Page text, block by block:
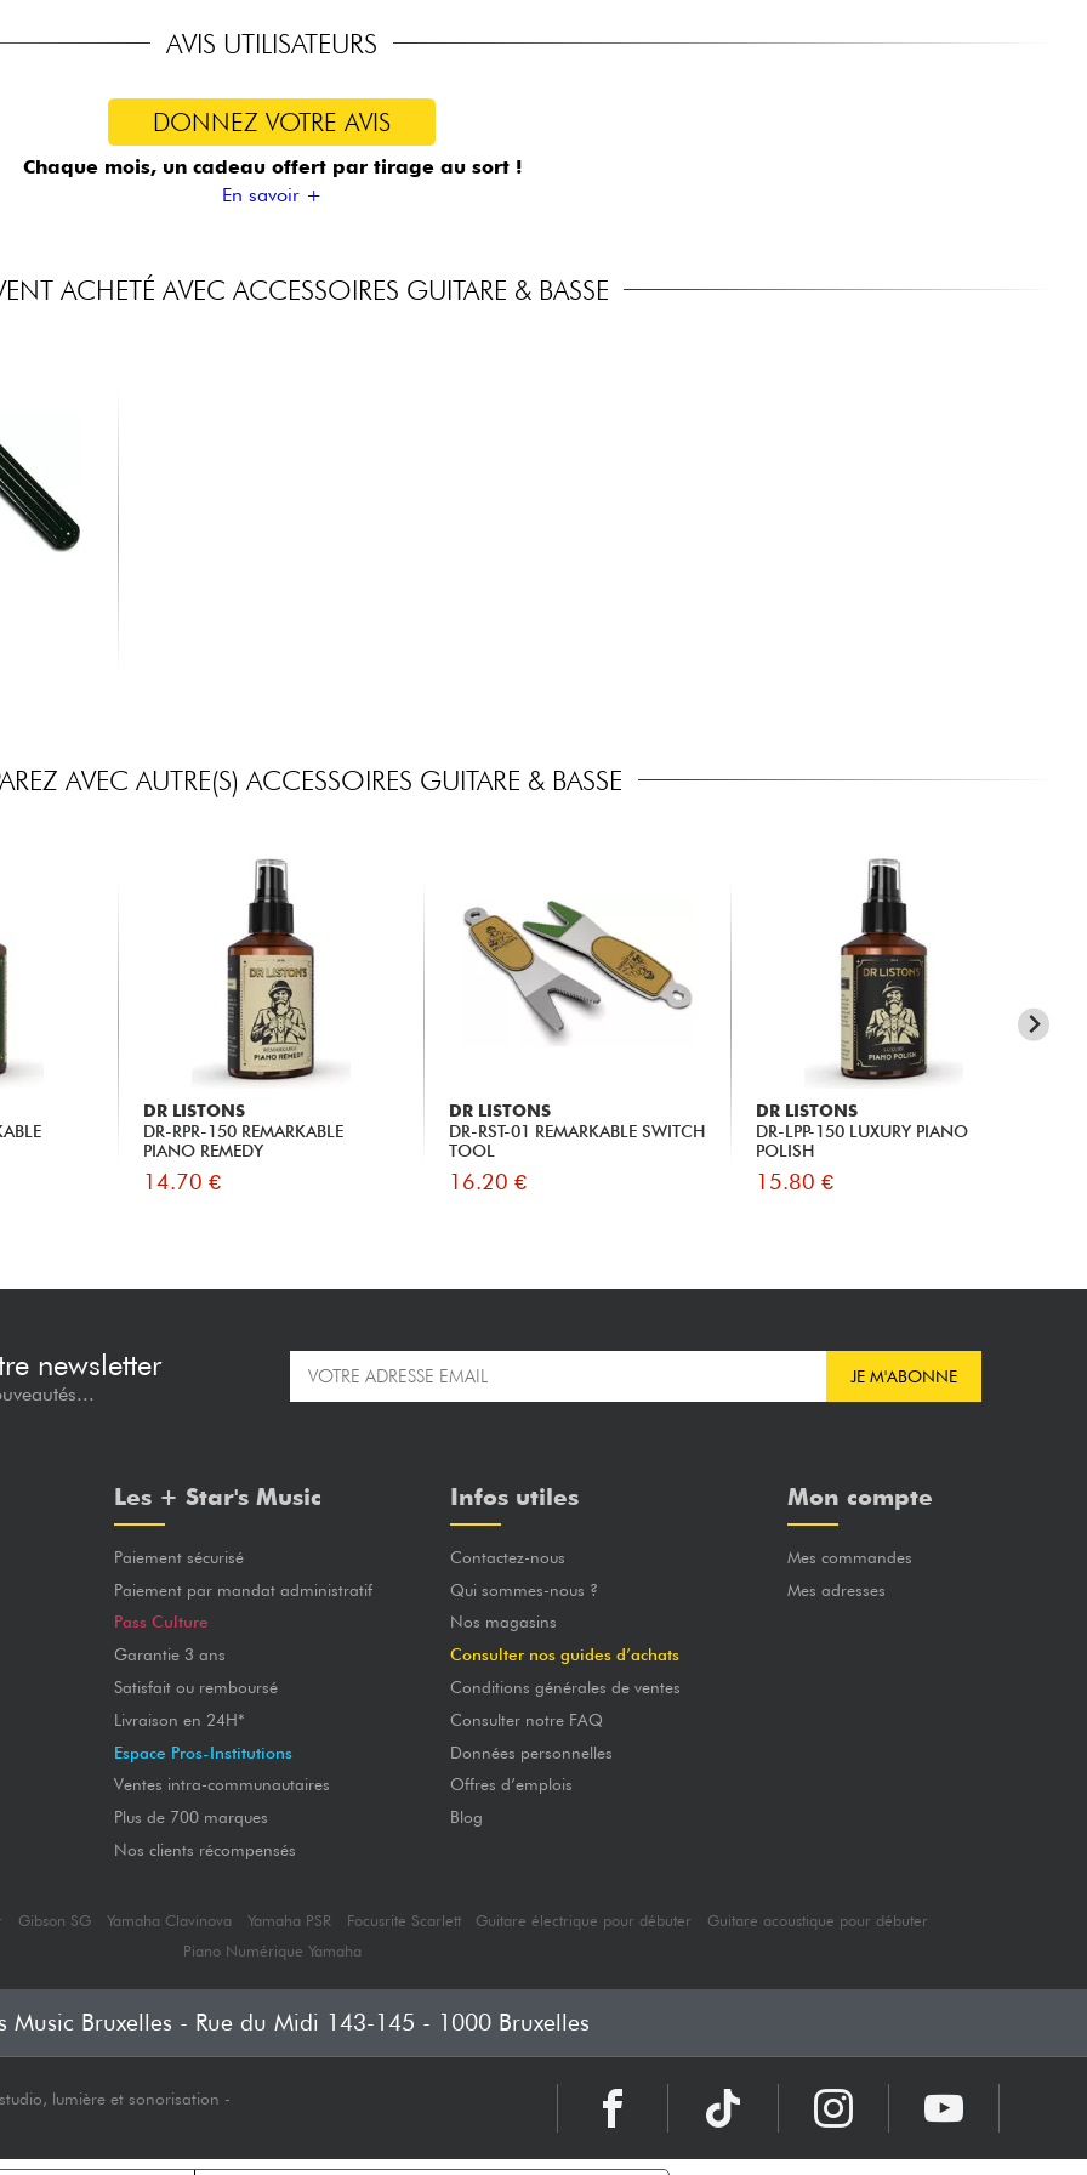
AVIS UTILISATEURS
DONNEZ VOTRE AVIS
Chaque mois, un cadeau offert par tirage au sort !
En savoir +
ACHETÉ AVEC ACCESSOIRES GUITARE & BASSE
AVEC AUTRE(S) ACCESSOIRES GUITARE & BASSE
DR LISTONS
DR-RPR-150 REMARKABLE
PIANO REMEDY
14.70 €
DR LISTONS
DR-RST-01 REMARKABLE SWITCH
TOOL
16.20 €
DR LISTONS
DR-LPP-150 LUXURY PIANO
POLISH
15.80 €
newsletter JE M'ABONNE
Les + Star's Music
Paiement sécurisé
Paiement par mandat administratif
Pass Culture
Garantie 3 ans
Satisfait ou remboursé
Livraison en 24H*
Espace Pros-Institutions
Ventes intra-communautaires
Plus de 700 marques
Nos clients récompensés
Infos utiles
Contactez-nous
Qui sommes-nous ?
Nos magasins
Consulter nos guides d’achats
Conditions générales de ventes
Consulter notre FAQ
Données personnelles
Offres d’emplois
Blog
Mon compte
Mes commandes
Mes adresses
Gibson SG Yamaha Clavinova Yamaha PSR Focusrite Scarlett Guitare électrique pour débuter
Guitare acoustique pour débuter
Piano Numérique Yamaha
Music Bruxelles - Rue du Midi 143-145 - 1000 Bruxelles
lumière et sonorisation -